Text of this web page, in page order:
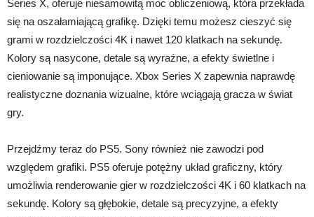
Series X, oferuje niesamowitą moc obliczeniową, która przekłada
się na oszałamiającą grafikę. Dzięki temu możesz cieszyć się
grami w rozdzielczości 4K i nawet 120 klatkach na sekundę.
Kolory są nasycone, detale są wyraźne, a efekty świetlne i
cieniowanie są imponujące. Xbox Series X zapewnia naprawdę
realistyczne doznania wizualne, które wciągają gracza w świat
gry.
Przejdźmy teraz do PS5. Sony również nie zawodzi pod
względem grafiki. PS5 oferuje potężny układ graficzny, który
umożliwia renderowanie gier w rozdzielczości 4K i 60 klatkach na
sekundę. Kolory są głębokie, detale są precyzyjne, a efekty